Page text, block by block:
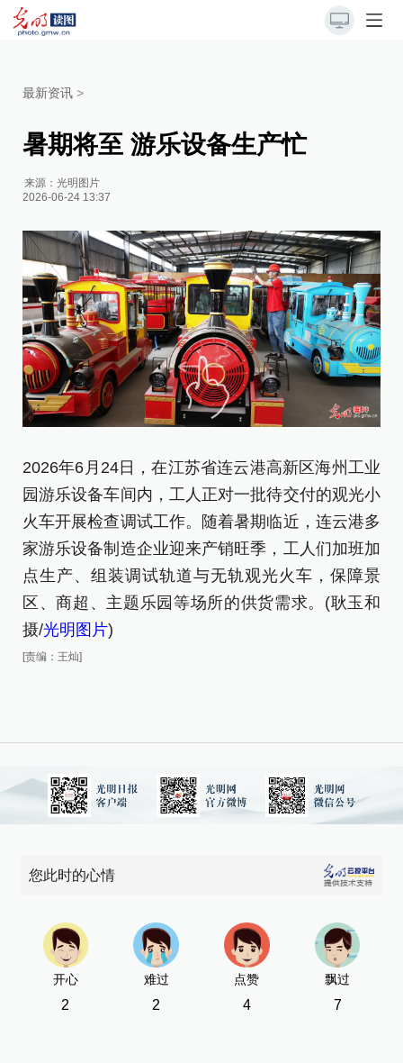
最新资讯 >
暑期将至 游乐设备生产忙
来源：光明图片
2026-06-24 13:37
2026年6月24日，在江苏省连云港高新区海州工业
园游乐设备车间内，工人正对一批待交付的观光小
火车开展检查调试工作。随着暑期临近，连云港多
家游乐设备制造企业迎来产销旺季，工人们加班加
点生产、组装调试轨道与无轨观光火车，保障景
区、商超、主题乐园等场所的供货需求。(耿玉和
摄/光明图片)
[责编：王灿]
您此时的心情
开心
2
难过
2
点赞
4
飘过
7